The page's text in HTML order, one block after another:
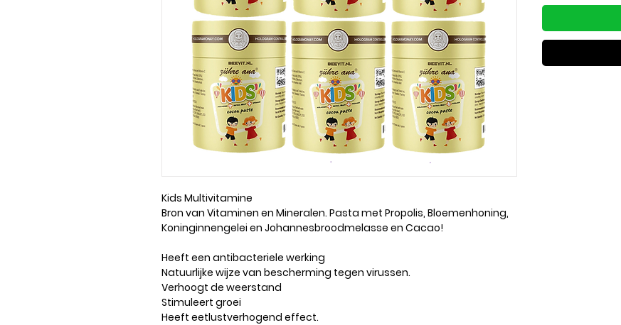
Kids Multivitamine
Bron van Vitaminen en Mineralen. Pasta met Propolis, Bloemenhoning,
Koninginnengelei en Johannesbroodmelasse en Cacao!
Heeft een antibacteriele werking
Natuurlijke wijze van bescherming tegen virussen.
Verhoogt de weerstand
Stimuleert groei
Heeft eetlustverhogend effect.